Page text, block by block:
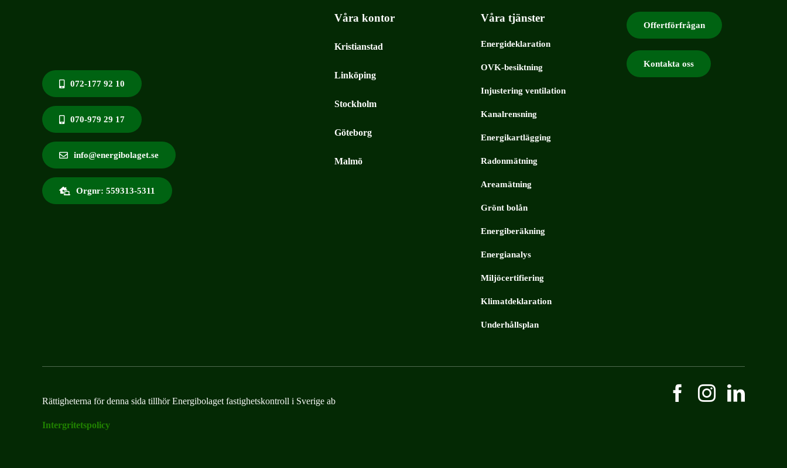
072-177 92 10
070-979 29 17
info@energibolaget.se
Orgnr: 559313-5311
Våra kontor
Kristianstad
Linköping
Stockholm
Göteborg
Malmö
Våra tjänster
Energideklaration
OVK-besiktning
Injustering ventilation
Kanalrensning
Energikartlägging
Radonmätning
Areamätning
Grönt bolån
Energiberäkning
Energianalys
Miljöcertifiering
Klimatdeklaration
Underhållsplan
Offertförfrågan
Kontakta oss
Rättigheterna för denna sida tillhör Energibolaget fastighetskontroll i Sverige ab
Intergritetspolicy